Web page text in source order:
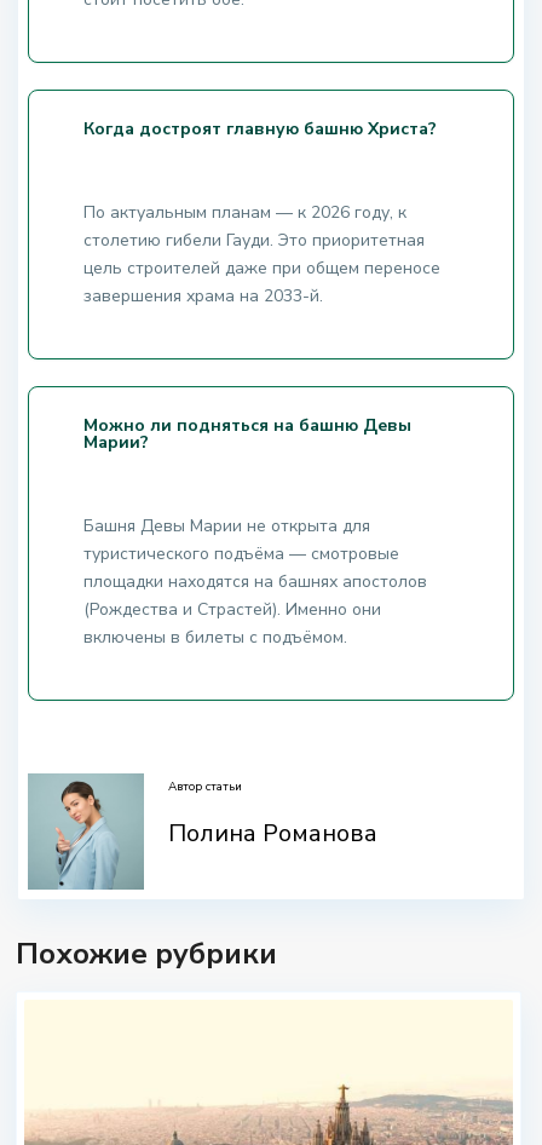
Когда достроят главную башню Христа?
По актуальным планам — к 2026 году, к
столетию гибели Гауди. Это приоритетная
цель строителей даже при общем переносе
завершения храма на 2033-й.
Можно ли подняться на башню Девы
Марии?
Башня Девы Марии не открыта для
туристического подъёма — смотровые
площадки находятся на башнях апостолов
(Рождества и Страстей). Именно они
включены в билеты с подъёмом.
Автор статьи
Полина Романова
Похожие рубрики